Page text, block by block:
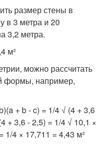
размер стены в
в 3 метра и 20
3,2 метра.
м²
можно рассчитать
формы, например,
+ b - c) = 1/4 √ (4 + 3,6
+ 3,6 - 2,5) = 1/4 √ 10,1 ×
1/4 × 17,711 = 4,43 м²